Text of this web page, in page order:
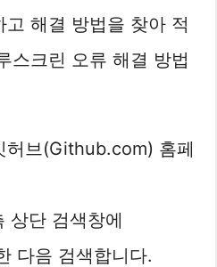
해결 방법을 찾아 적
스크린 오류 해결 방법
허브(Github.com) 홈페
상단 검색창에
다음 검색합니다.